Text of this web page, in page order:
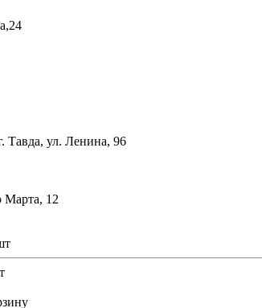
Тавда, ул. Ленина, 96
Марта, 12